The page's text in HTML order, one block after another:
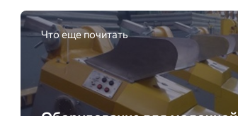
Что еще почитать